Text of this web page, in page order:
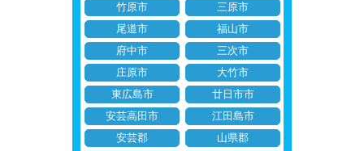
竹原市
三原市
尾道市
福山市
府中市
三次市
庄原市
大竹市
東広島市
廿日市市
安芸高田市
江田島市
安芸郡
山県郡